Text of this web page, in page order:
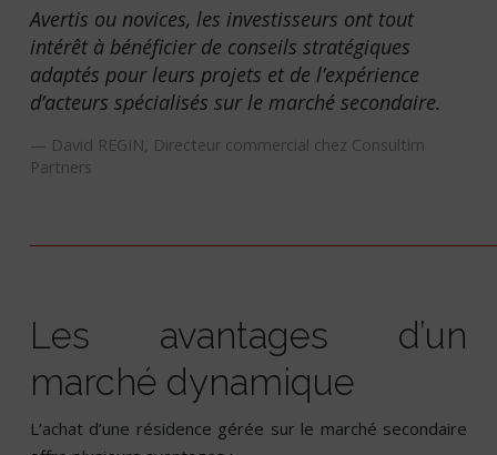
Avertis ou novices, les investisseurs ont tout
intérêt à bénéficier de conseils stratégiques
adaptés pour leurs projets et de l’expérience
d’acteurs spécialisés sur le marché secondaire.
David REGIN, Directeur commercial chez Consultim
Partners
Les avantages d’un
marché dynamique
L’achat d’une résidence gérée sur le marché secondaire